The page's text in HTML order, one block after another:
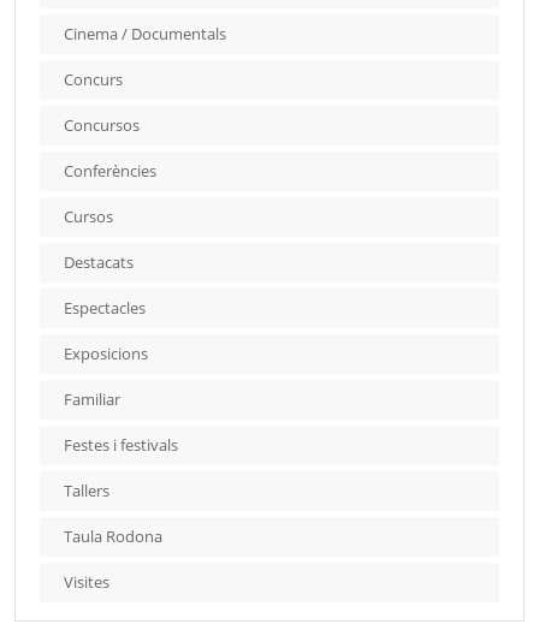
Cinema / Documentals
Concurs
Concursos
Conferències
Cursos
Destacats
Espectacles
Exposicions
Familiar
Festes i festivals
Tallers
Taula Rodona
Visites